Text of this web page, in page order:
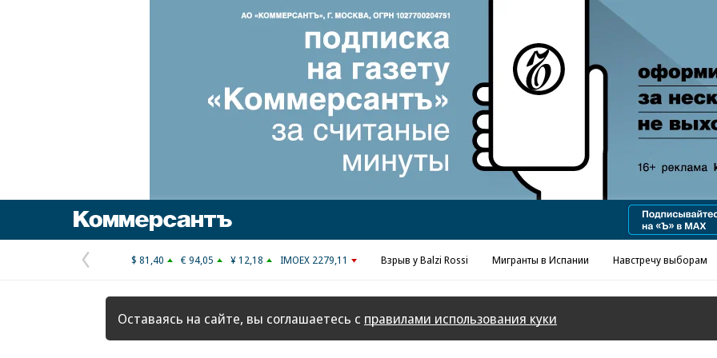
Реклама в «Ъ» www.kommersant.ru/ad
Предыдущая
страница
$ 81,40 € 94,05 ¥ 12,18 IMOEX 2279,11 Взрыв у Balzi Rossi Мигранты в Испании Навстречу выборам
Оставаясь на сайте, вы соглашаетесь с правилами использования куки